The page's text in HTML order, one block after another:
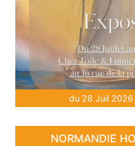
du 28 Juil
NORMANDIE